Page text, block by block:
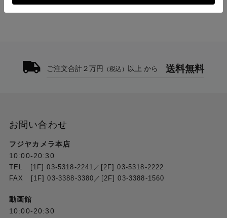
ご注文合計２万円 （税込） 以上 から 送料無料
お問い合わせ
フジヤカメラ本店
10:00-20:30
TEL [1F] 03-5318-2241／[2F] 03-5318-2222
FAX [1F] 03-3388-3380／[2F] 03-3388-1560
動画館
10:00-20:30